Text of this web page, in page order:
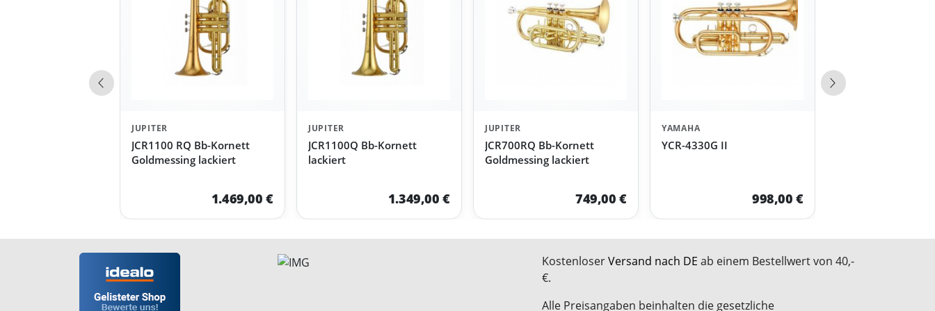
JUPITER
JCR1100 RQ Bb-Kornett
Goldmessing lackiert
1.469,00 €
JUPITER
JCR1100Q Bb-Kornett
lackiert
1.349,00 €
JUPITER
JCR700RQ Bb-Kornett
Goldmessing lackiert
749,00 €
YAMAHA
YCR-4330G II
998,00 €
Vorherige Produkte Nächste Produkte
KostenloserVersand nach DE ab einem Bestellwert von 40,-
€.
Alle Preisangaben beinhalten die gesetzliche